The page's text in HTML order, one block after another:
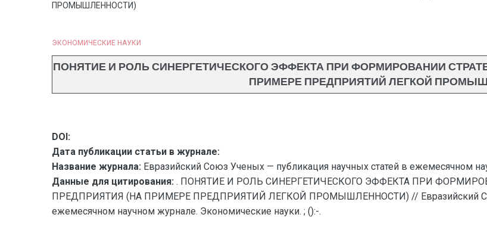
ПРОМЫШЛЕННОСТИ)
ЭКОНОМИЧЕСКИЕ НАУКИ
ПОНЯТИЕ И РОЛЬ СИНЕРГЕТИЧЕСКОГО ЭФФЕКТА ПРИ ФОРМИРОВАНИИ
ПРИМЕРЕ ПРЕДПРИЯТИЙ ЛЕГКОЙ
DOI:
Дата публикации статьи в журнале:
Название журнала: Евразийский Союз Ученых — публикация научных статей в ежемесячном
Данные для цитирования: . ПОНЯТИЕ И РОЛЬ СИНЕРГЕТИЧЕСКОГО ЭФФЕКТА ПРИ
ПРЕДПРИЯТИЯ (НА ПРИМЕРЕ ПРЕДПРИЯТИЙ ЛЕГКОЙ ПРОМЫШЛЕННОСТИ) // Евразийский
ежемесячном научном журнале. Экономические науки. ; ():-.